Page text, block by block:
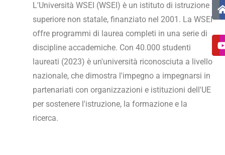
L'Università WSEI (WSEI) è un istituto di istruzione
superiore non statale, finanziato nel 2001. La WSEI
offre programmi di laurea completi in una serie di
discipline accademiche. Con 40.000 studenti
laureati (2023) è un'università riconosciuta a livello
nazionale, che dimostra l'impegno a impegnarsi in
partenariati con organizzazioni e istituzioni dell'UE
per sostenere l'istruzione, la formazione e la
ricerca.